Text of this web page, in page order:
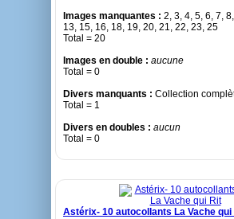
Images manquantes : 2, 3, 4, 5, 6, 7,
13, 15, 16, 18, 19, 20, 21, 22, 23, 25
Total = 20
Images en double : aucune
Total = 0
Divers manquants : Collection
Total = 1
Divers en doubles : aucun
Total = 0
Astérix- 10 autocollants La Vache qui